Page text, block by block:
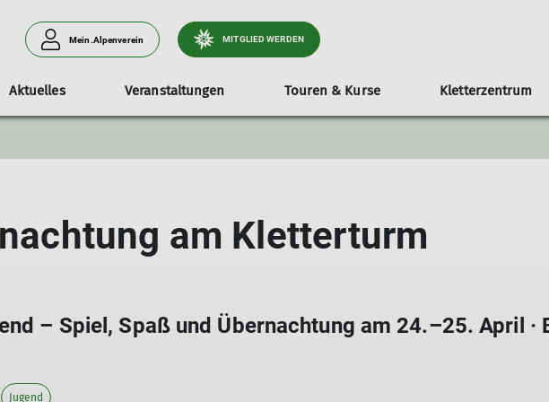
Mein.Alpenverein MITGLIED WERDEN
Aktuelles Veranstaltungen
Vorträge
Touren & Kurse
Touren Kurse & Ausbildung Anmeldung & Info
Kletterzentrum
Turm Belegungsplan & Kurse Kletterabteilung &
Seniorengruppe Radsportgruppe
Für Mitglieder Downloads &
Unser Team Ehrenamt & Mitmachen Werte &
am Kletterturm
– Spiel, Spaß und Übernachtung am 24.–25. April ·
Jugend